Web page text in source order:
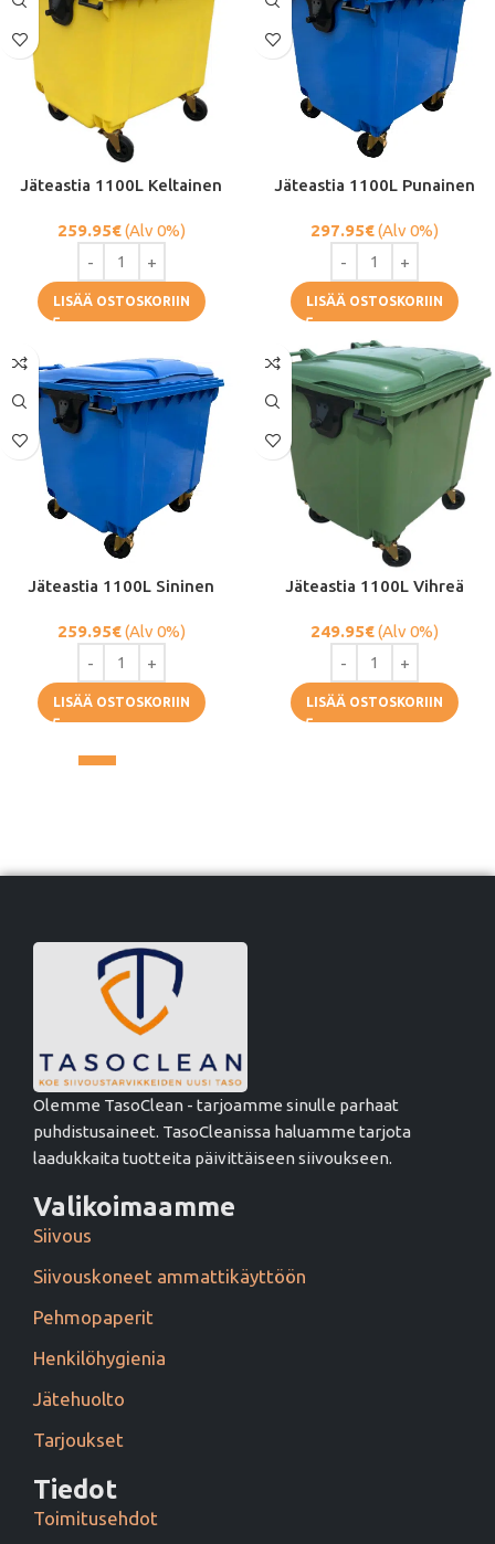
Jäteastia 1100L Keltainen
259.95€(Alv 0%)
LISÄÄ OSTOSKORIIN
Jäteastia 1100L Punainen
297.95€(Alv 0%)
LISÄÄ OSTOSKORIIN
Jäteastia 1100L Sininen
259.95€(Alv 0%)
LISÄÄ OSTOSKORIIN
Jäteastia 1100L Vihreä
249.95€(Alv 0%)
LISÄÄ OSTOSKORIIN
Olemme TasoClean - tarjoamme sinulle parhaat
puhdistusaineet. TasoCleanissa haluamme tarjota
laadukkaita tuotteita päivittäiseen siivoukseen.
Valikoimaamme
Siivous
Siivouskoneet ammattikäyttöön
Pehmopaperit
Henkilöhygienia
Jätehuolto
Tarjoukset
Tiedot
Toimitusehdot